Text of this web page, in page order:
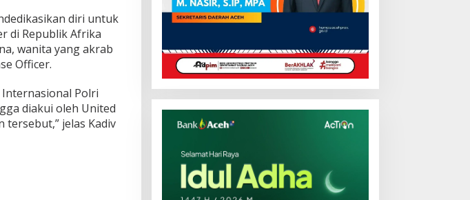
diri untuk
di Republik Afrika
wanita yang akrab
Officer.
Polri
diakui oleh United
jelas Kadiv